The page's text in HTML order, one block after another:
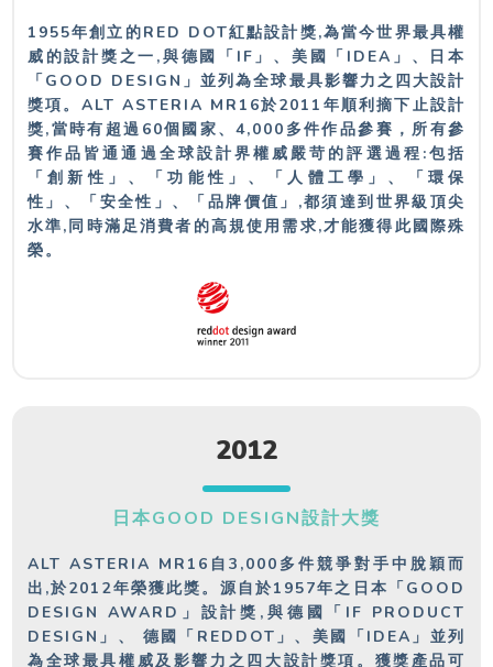
1955年創立的RED DOT紅點設計獎,為當今世界最具權
威的設計獎之一,與德國「IF」、美國「IDEA」、日本
「GOOD DESIGN」並列為全球最具影響力之四大設計
獎項。ALT ASTERIA MR16於2011年順利摘下止設計
獎,當時有超過60個國家、4,000多件作品參賽，所有參
賽作品皆通通過全球設計界權威嚴苛的評選過程:包括
「創新性」、「功能性」、「人體工學」、「環保
性」、「安全性」、「品牌價值」,都須達到世界級頂尖
水準,同時滿足消費者的高規使用需求,才能獲得此國際殊
榮。
2012
日本GOOD DESIGN設計大獎
ALT ASTERIA MR16自3,000多件競爭對手中脫穎而
出,於2012年榮獲此獎。源自於1957年之日本「GOOD
DESIGN AWARD」設計獎,與德國「IF PRODUCT
DESIGN」、 德國「REDDOT」、美國「IDEA」並列
為全球最具權威及影響力之四大設計獎項。獲獎產品可